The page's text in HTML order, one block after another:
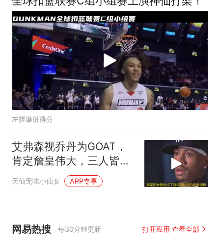
左脚爆射得分
艾弗森视乔丹为GOAT，
肯定詹皇伟大，三人皆传
天仙无味小仙女 APP专享
网易热搜 每30分钟更新 打开应用 查看全部